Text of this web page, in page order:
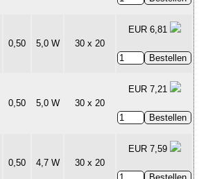
0,50 5,0 W 30 x 20
EUR 6,81
0,50 5,0 W 30 x 20
EUR 7,21
0,50 4,7 W 30 x 20
EUR 7,59